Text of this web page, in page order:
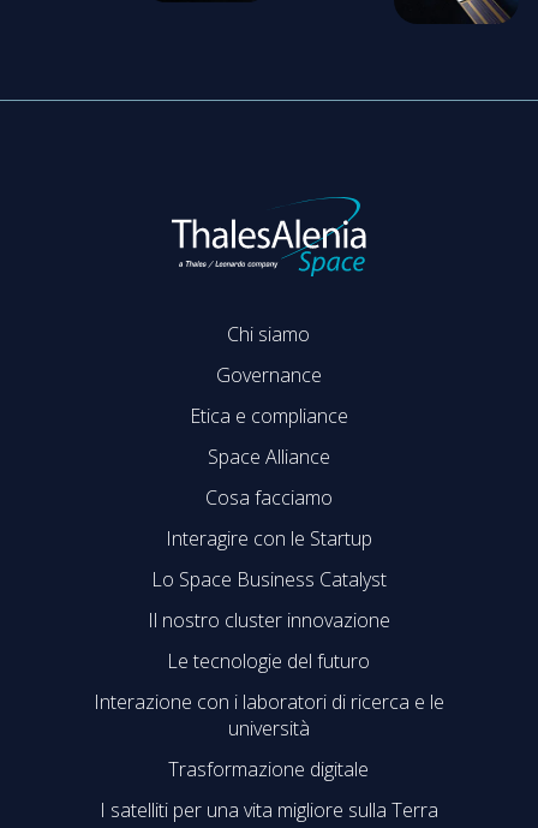
Chi siamo
Governance
Etica e compliance
Space Alliance
Cosa facciamo
Interagire con le Startup
Lo Space Business Catalyst
Il nostro cluster innovazione
Le tecnologie del futuro
Interazione con i laboratori di ricerca e le
università
Trasformazione digitale
I satelliti per una vita migliore sulla Terra